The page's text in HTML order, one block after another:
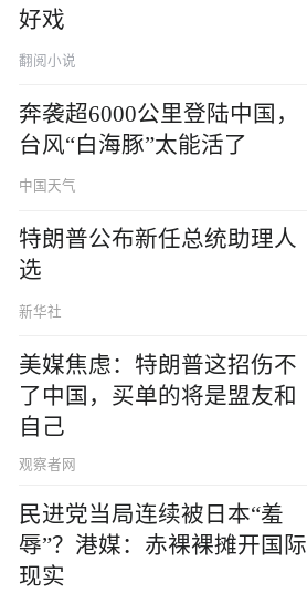
好戏
翻阅小说
奔袭超6000公里登陆中国，
台风“白海豚”太能活了
中国天气
特朗普公布新任总统助理人
选
新华社
美媒焦虑：特朗普这招伤不
了中国，买单的将是盟友和
自己
观察者网
民进党当局连续被日本“羞
辱”？港媒：赤裸裸摊开国际
现实